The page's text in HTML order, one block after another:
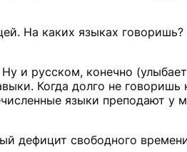
На каких языках говоришь?
и русском, конечно
Когда долго не
языки преподают у
дефицит свободного